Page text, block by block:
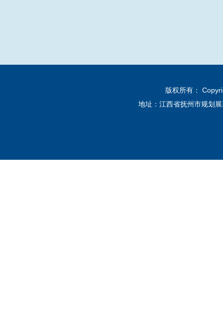
版权所有：
地址：江西省抚州市规划